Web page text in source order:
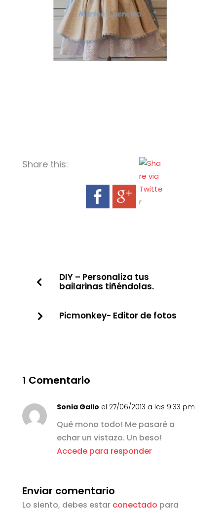
Share this:
DIY – Personaliza tus
bailarinas tiñéndolas.
Picmonkey- Editor de fotos
1 Comentario
Sonia Gallo el 27/06/2013 a las 9:33 pm
Qué mono todo! Me pasaré a
echar un vistazo. Un beso!
Accede para responder
Enviar comentario
Lo siento, debes estar conectado para